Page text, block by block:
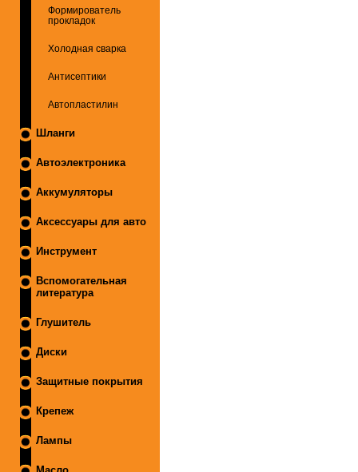
Формирователь
прокладок
Холодная сварка
Антисептики
Автопластилин
Шланги
Автоэлектроника
Аккумуляторы
Аксессуары для авто
Инструмент
Вспомогательная
литература
Глушитель
Диски
Защитные покрытия
Крепеж
Лампы